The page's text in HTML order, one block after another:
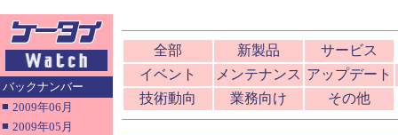
バックナンバー
■ 2009年06月
■ 2009年05月
全部 新製品 サービス
イベント
メンテナンス アップデート
技術動向
業務向け その他